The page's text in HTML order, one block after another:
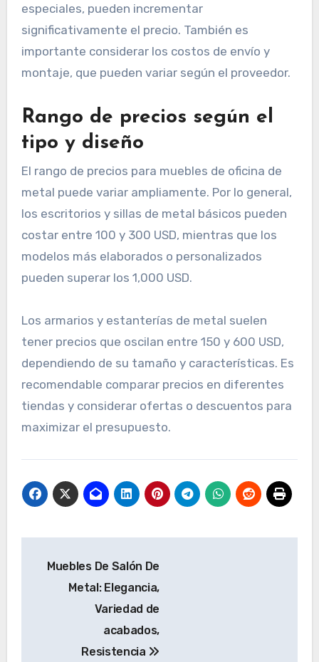
especiales, pueden incrementar
significativamente el precio. También es
importante considerar los costos de envío y
montaje, que pueden variar según el proveedor.
Rango de precios según el
tipo y diseño
El rango de precios para muebles de oficina de
metal puede variar ampliamente. Por lo general,
los escritorios y sillas de metal básicos pueden
costar entre 100 y 300 USD, mientras que los
modelos más elaborados o personalizados
pueden superar los 1,000 USD.
Los armarios y estanterías de metal suelen
tener precios que oscilan entre 150 y 600 USD,
dependiendo de su tamaño y características. Es
recomendable comparar precios en diferentes
tiendas y considerar ofertas o descuentos para
maximizar el presupuesto.
navigation
Muebles De Salón De
Metal: Elegancia,
Variedad de
acabados,
Resistencia